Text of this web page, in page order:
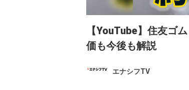
【YouTube】住友ゴ
価も今後も解説
エナシフTV